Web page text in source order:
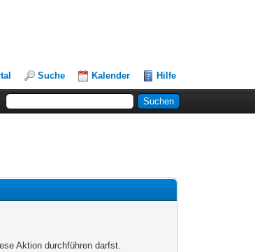
Suche Kalender Hilfe
Aktion durchführen darfst.